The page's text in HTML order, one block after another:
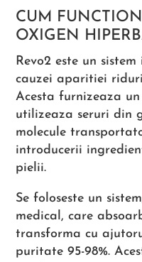
CUM
OXIGEN
Revo2 este un
cauzei aparitiei
Acesta furnizeaza
utilizeaza seruri din
molecule
introducerii
pielii.
Se foloseste un
medical, care
transforma cu
puritate 95-98%.